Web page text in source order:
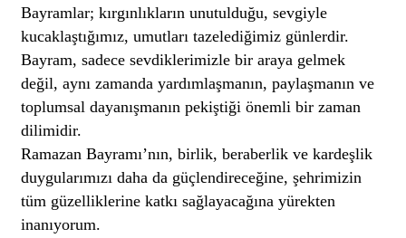
Bayramlar; kırgınlıkların unutulduğu, sevgiyle
kucaklaştığımız, umutları tazelediğimiz günlerdir.
Bayram, sadece sevdiklerimizle bir araya gelmek
değil, aynı zamanda yardımlaşmanın, paylaşmanın ve
toplumsal dayanışmanın pekiştiği önemli bir zaman
dilimidir.
Ramazan Bayramı’nın, birlik, beraberlik ve kardeşlik
duygularımızı daha da güçlendireceğine, şehrimizin
tüm güzelliklerine katkı sağlayacağına yürekten
inanıyorum.